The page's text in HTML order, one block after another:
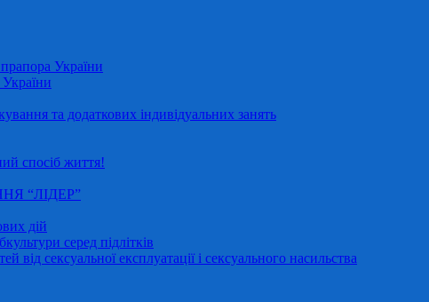
України
та додаткових індивідуальних занять
спосіб життя!
“ЛІДЕР”
дій
серед підлітків
від сексуальної експлуатації і сексуального насильства